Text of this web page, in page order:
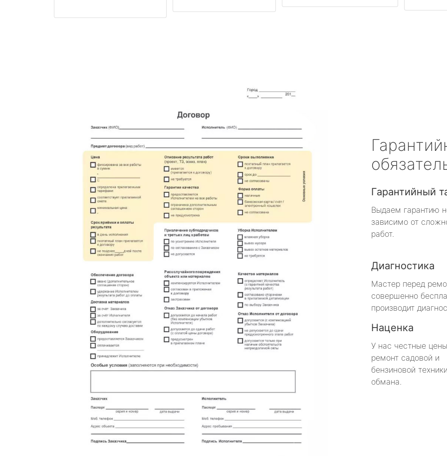
Гарантийный
Выдаем гарантию
зависимо от
работ.
Диагностика
Мастер перед
совершенно
производит
Наценка
У нас честные
ремонт садовой и
бензиновой
обмана.